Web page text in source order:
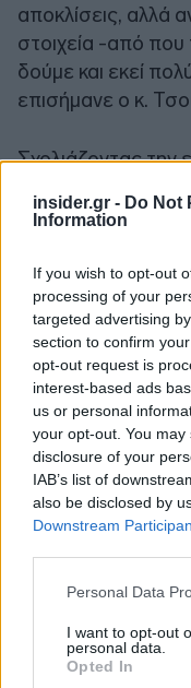
insider.gr - Do Not
Information
If you wish to opt-out
processing of your
targeted advertising
section to confirm
opt-out request is
interest-based ads
us or personal
your opt-out. You
disclosure of your
IAB’s list of
also be disclosed by
Downstream
Please note that this
not limited to your
grant or deny
use your data for
Personal Data
I want to opt-out
personal data.
Opted In
αποκλίσεις, αλλά
στοιχεία -από που
δούμε και εκεί
επισήμανε ο κ.
Σχολιάζοντας
τόνισε: «Στο
απέναντι στην
Σαμαρά. Στον
κ. Τσίπρας κάτι
Λέει κάτι πιο
πατριωτικό; Δεν
λοιπόν το
επίπεδο
Όταν θα κάτσει η
σχέδιο, ποιος
καρτέλ και την
Ρόλος του ΠΑΣΟΚ
πρωταγωνιστής" .